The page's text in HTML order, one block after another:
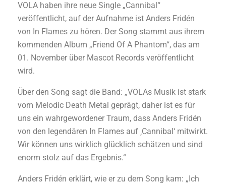
VOLA haben ihre neue Single „Cannibal“
veröffentlicht, auf der Aufnahme ist Anders Fridén
von In Flames zu hören. Der Song stammt aus ihrem
kommenden Album „Friend Of A Phantom“, das am
01. November über Mascot Records veröffentlicht
wird.
Über den Song sagt die Band: „VOLAs Musik ist stark
vom Melodic Death Metal geprägt, daher ist es für
uns ein wahrgewordener Traum, dass Anders Fridén
von den legendären In Flames auf ‚Cannibal‘ mitwirkt.
Wir können uns wirklich glücklich schätzen und sind
enorm stolz auf das Ergebnis.“
Anders Fridén erklärt, wie er zu dem Song kam: „Ich